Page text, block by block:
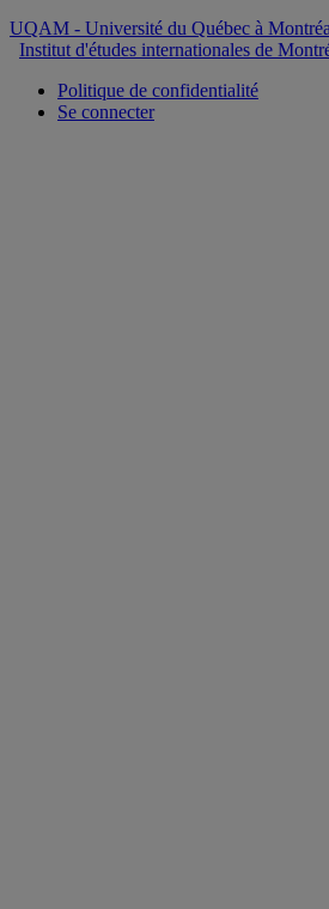
UQAM - Université du Québec à
Institut d'études internationales de
Politique de confidentialité
Se connecter